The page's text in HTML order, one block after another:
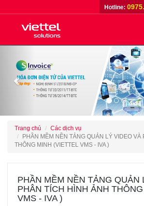
Hotline:
Trang chủ
Các dịch vụ
PHẦN MỀM NỀN TẢNG QUẢN LÝ VIDEO VÀ
THÔNG MINH (VIETTEL VMS - IVA )
PHẦN MỀM NỀN TẢNG QUẢN
PHÂN TÍCH HÌNH ẢNH
VMS - IVA )